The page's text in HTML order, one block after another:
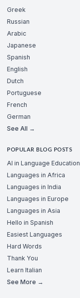
Greek
Russian
Arabic
Japanese
Spanish
English
Dutch
Portuguese
French
German
See All →
POPULAR BLOG POSTS
AI in Language Education
Languages in Africa
Languages in India
Languages in Europe
Languages in Asia
Hello in Spanish
Easiest Languages
Hard Words
Thank You
Learn Italian
See More →